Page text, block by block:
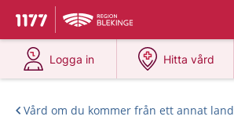
Till startsidan för 1177
Du har valt region
Logga in
på 1177.se
Hitta vård
på 1177.se
Vård om du kommer från ett annat land